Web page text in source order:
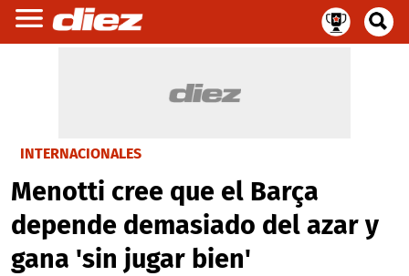
INTERNACIONALES
Menotti cree que el Barça
depende demasiado del azar y
gana 'sin jugar bien'